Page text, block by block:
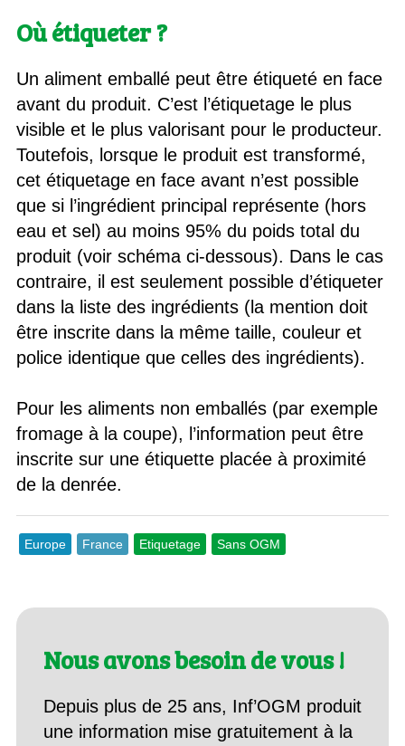
Où étiqueter ?
Un aliment emballé peut être étiqueté en face
avant du produit. C’est l’étiquetage le plus
visible et le plus valorisant pour le producteur.
Toutefois, lorsque le produit est transformé,
cet étiquetage en face avant n’est possible
que si l’ingrédient principal représente (hors
eau et sel) au moins 95% du poids total du
produit (voir schéma ci-dessous). Dans le cas
contraire, il est seulement possible d’étiqueter
dans la liste des ingrédients (la mention doit
être inscrite dans la même taille, couleur et
police identique que celles des ingrédients).
Pour les aliments non emballés (par exemple
fromage à la coupe), l’information peut être
inscrite sur une étiquette placée à proximité
de la denrée.
Europe France Etiquetage Sans OGM
Nous avons besoin de vous !
Depuis plus de 25 ans, Inf’OGM produit
une information mise gratuitement à la